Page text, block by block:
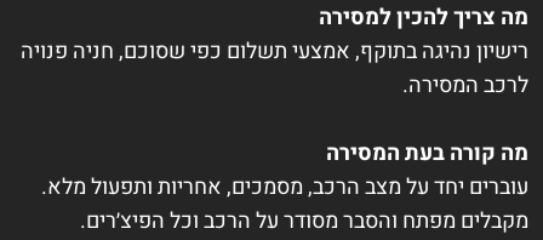
מה צריך להכין למסירה
רישיון נהיגה בתוקף, אמצעי תשלום כפי שסוכם, חניה פנויה
לרכב המסירה.
מה קורה בעת המסירה
עוברים יחד על מצב הרכב, מסמכים, אחריות ותפעול מלא.
מקבלים מפתח והסבר מסודר על הרכב וכל הפיצ׳רים.